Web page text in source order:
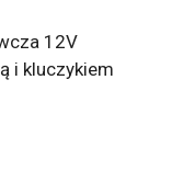
12V
i kluczykiem